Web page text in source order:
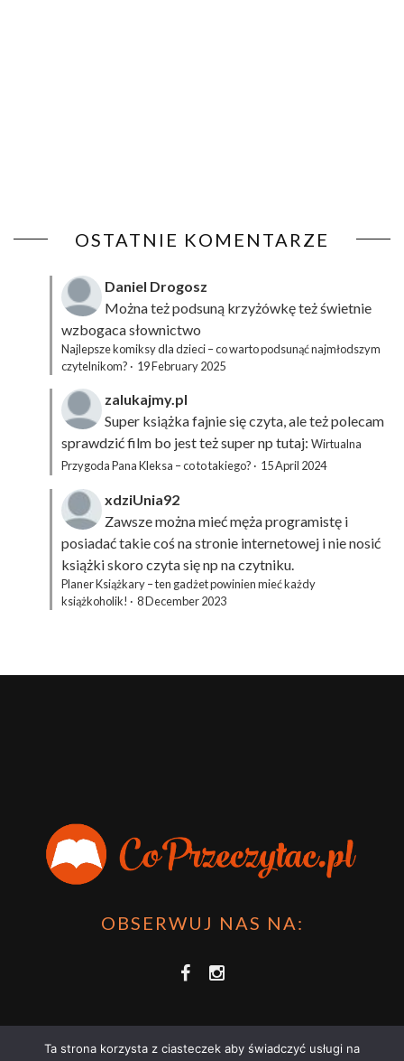
OSTATNIE KOMENTARZE
Daniel Drogosz
Można też podsuną krzyżówkęteż świetnie
wzbogaca słownictwo
Najlepsze komiksy dla dzieci – co warto podsunąć najmłodszym
czytelnikom? · 19 February 2025
zalukajmy.pl
Super książka fajnie się czyta, ale też polecam
sprawdzić film bo jest też super np tutaj: Wirtualna
Przygoda Pana Kleksa – co to takiego? · 15 April 2024
xdziUnia92
Zawsze można mieć męża programistę i
posiadać takie coś na stronie internetowej i nie nosić
książki skoro czyta się np na czytniku.
Planer Książkary – ten gadżet powinien mieć każdy
książkoholik! · 8 December 2023
OBSERWUJ NAS NA:
Ta strona korzysta z ciasteczek aby świadczyć usługi na